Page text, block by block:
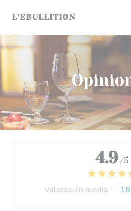
L'EBULLITION
4.9 /5
Valoración media —